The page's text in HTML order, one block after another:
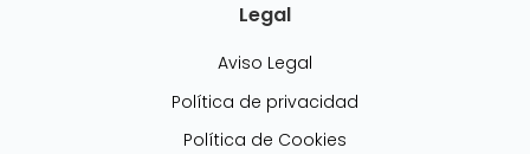
Legal
Aviso Legal
Política de privacidad
Política de Cookies